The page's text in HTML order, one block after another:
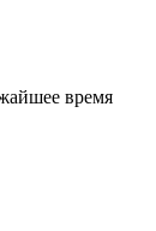
время